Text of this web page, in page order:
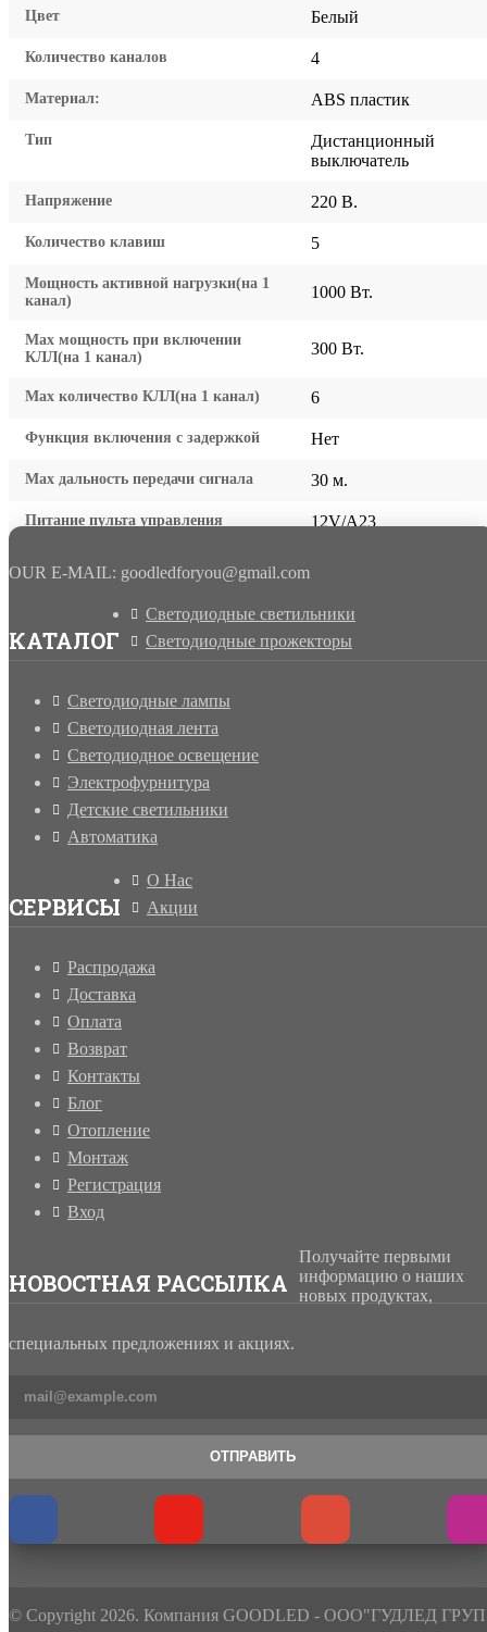
Цвет Белый
Количество каналов 4
Материал: ABS пластик
Тип
Дистанционный
выключатель
Напряжение 220 В.
Количество клавиш 5
Мощность активной нагрузки(на 1
канал)
1000 Вт.
Мах мощность при включении
КЛЛ(на 1 канал)
300 Вт.
Мах количество КЛЛ(на 1 канал) 6
Функция включения с задержкой Нет
Мах дальность передачи сигнала 30 м.
Питание пульта управления 12V/A23
OUR E-MAIL: goodledforyou@gmail.cоm
КАТАЛОГ
Светодиодные светильники
Светодиодные прожекторы
Светодиодные лампы
Светодиодная лента
Светодиодное освещение
Электрофурнитура
Детские светильники
Автоматика
СЕРВИСЫ
О Нас
Акции
Распродажа
Доставка
Оплата
Возврат
Контакты
Блог
Отопление
Монтаж
Регистрация
Вход
НОВОСТНАЯ РАССЫЛКА
Получайте первыми
информацию о наших
новых продуктах,
специальных предложениях и акциях.
ОТПРАВИТЬ
© Copyright 2026. Компания GOODLED - ООО"ГУДЛЕД